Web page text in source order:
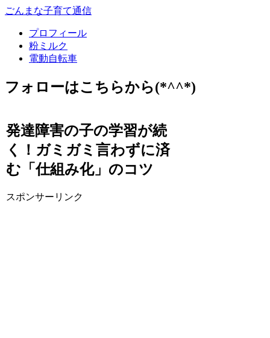
ごんまな子育て通信
プロフィール
粉ミルク
電動自転車
フォローはこちらから(*^^*)
発達障害の子の学習が続
く！ガミガミ言わずに済
む「仕組み化」のコツ
スポンサーリンク